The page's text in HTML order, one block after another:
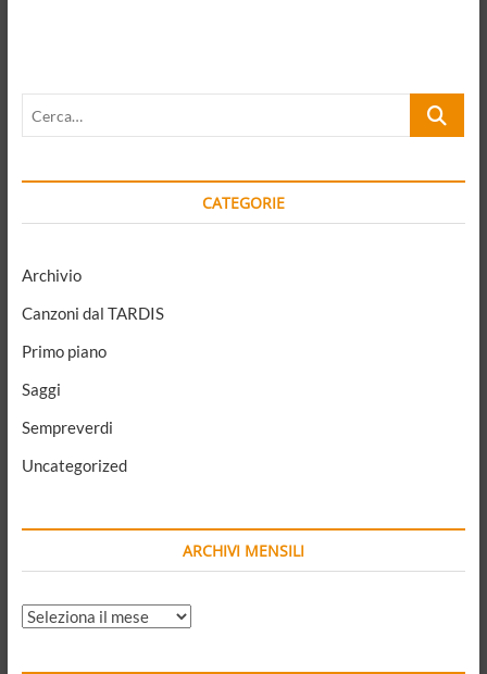
Cerca…
CATEGORIE
Archivio
Canzoni dal TARDIS
Primo piano
Saggi
Sempreverdi
Uncategorized
ARCHIVI MENSILI
ARCHIVI